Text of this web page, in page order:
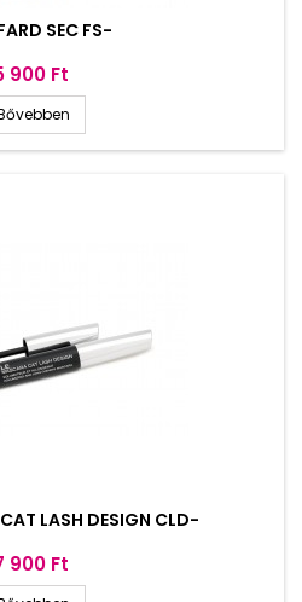
SEC FS-
900 Ft
LASH DESIGN CLD-
900 Ft